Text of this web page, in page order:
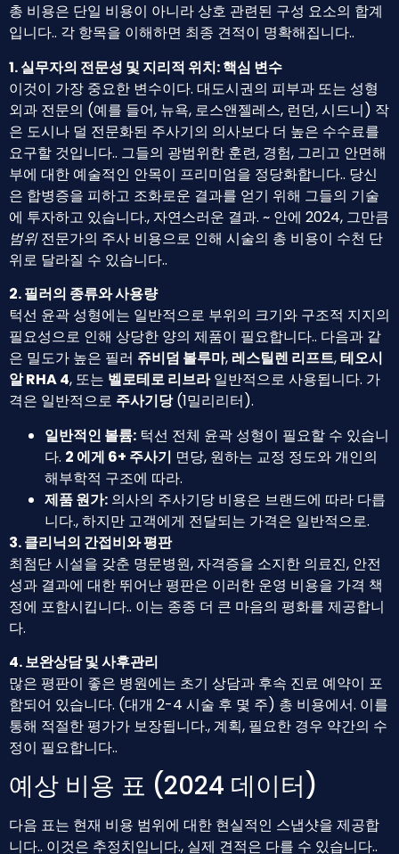
총 비용은 단일 비용이 아니라 상호 관련된 구성 요소의 합계
입니다.. 각 항목을 이해하면 최종 견적이 명확해집니다..
1. 실무자의 전문성 및 지리적 위치: 핵심 변수
이것이 가장 중요한 변수이다. 대도시권의 피부과 또는 성형
외과 전문의 (예를 들어, 뉴욕, 로스앤젤레스, 런던, 시드니) 작
은 도시나 덜 전문화된 주사기의 의사보다 더 높은 수수료를
요구할 것입니다.. 그들의 광범위한 훈련, 경험, 그리고 안면해
부에 대한 예술적인 안목이 프리미엄을 정당화합니다.. 당신
은 합병증을 피하고 조화로운 결과를 얻기 위해 그들의 기술
에 투자하고 있습니다., 자연스러운 결과. ~ 안에 2024, 그만큼
범위전문가의 주사 비용으로 인해 시술의 총 비용이 수천 단
위로 달라질 수 있습니다..
2. 필러의 종류와 사용량
턱선 윤곽 성형에는 일반적으로 부위의 크기와 구조적 지지의
필요성으로 인해 상당한 양의 제품이 필요합니다.. 다음과 같
은 밀도가 높은 필러 쥬비덤 볼루마, 레스틸렌 리프트,테오시
알 RHA 4, 또는 벨로테로 리브라일반적으로 사용됩니다. 가
격은 일반적으로 주사기당(1밀리리터).
일반적인 볼륨: 턱선 전체 윤곽 성형이 필요할 수 있습니
다. 2 에게 6+ 주사기 면당, 원하는 교정 정도와 개인의
해부학적 구조에 따라.
제품 원가: 의사의 주사기당 비용은 브랜드에 따라 다릅
니다., 하지만 고객에게 전달되는 가격은 일반적으로.
3. 클리닉의 간접비와 평판
최첨단 시설을 갖춘 명문병원, 자격증을 소지한 의료진, 안전
성과 결과에 대한 뛰어난 평판은 이러한 운영 비용을 가격 책
정에 포함시킵니다.. 이는 종종 더 큰 마음의 평화를 제공합니
다.
4. 보완상담 및 사후관리
많은 평판이 좋은 병원에는 초기 상담과 후속 진료 예약이 포
함되어 있습니다. (대개 2-4 시술 후 몇 주) 총 비용에서. 이를
통해 적절한 평가가 보장됩니다., 계획, 필요한 경우 약간의 수
정이 필요합니다..
예상 비용 표 (2024 데이터)
다음 표는 현재 비용 범위에 대한 현실적인 스냅샷을 제공합
니다.. 이것은 추정치입니다., 실제 견적은 다를 수 있습니다..